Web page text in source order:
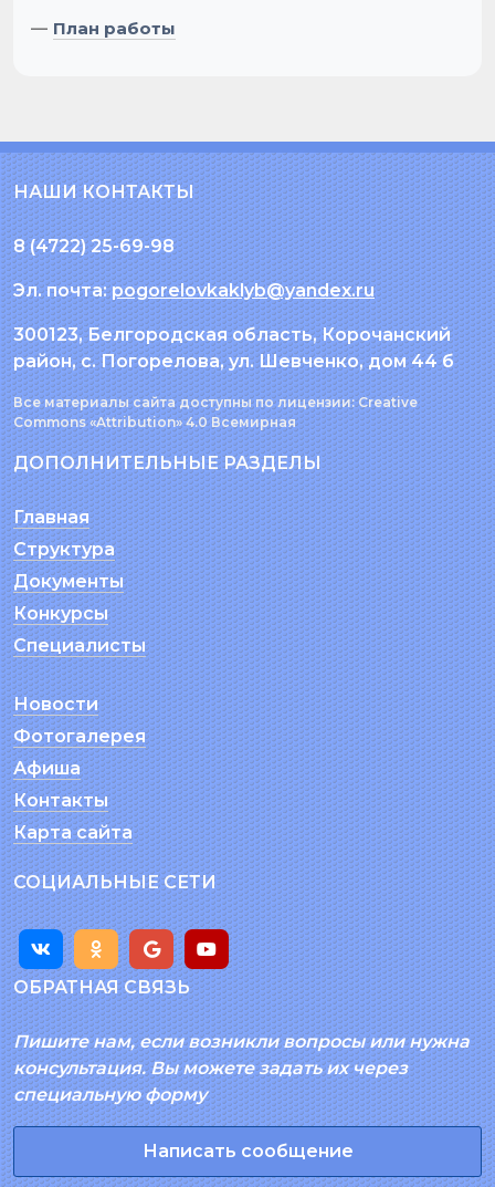
— План работы
НАШИ КОНТАКТЫ
8 (4722)25-69-98
Эл. почта:pogorelovkaklyb@yandex.ru
300123, Белгородская область, Корочанский
район, с. Погорелова, ул. Шевченко, дом 44 б
Все материалы сайта доступны по лицензии: Creative
Commons «Attribution» 4.0 Всемирная
ДОПОЛНИТЕЛЬНЫЕ РАЗДЕЛЫ
Главная
Структура
Документы
Конкурсы
Специалисты
Новости
Фотогалерея
Афиша
Контакты
Карта сайта
СОЦИАЛЬНЫЕ СЕТИ
ОБРАТНАЯ СВЯЗЬ
Пишите нам, если возникли вопросы или нужна
консультация. Вы можете задать их через
специальную форму
Написать сообщение